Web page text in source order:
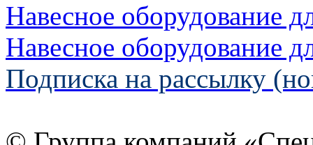
Навесное оборудование
Навесное оборудование
Подписка на рассылку